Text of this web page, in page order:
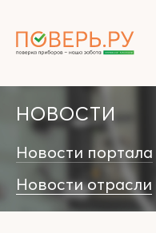
НОВОСТИ
Новости портала
Новости отрасли